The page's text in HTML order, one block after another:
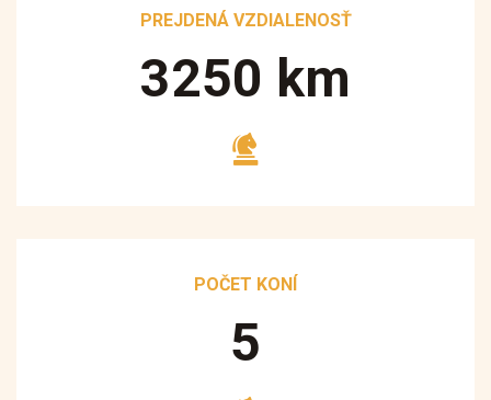
PREJDENÁ VZDIALENOSŤ
3250 km
POČET KONÍ
5